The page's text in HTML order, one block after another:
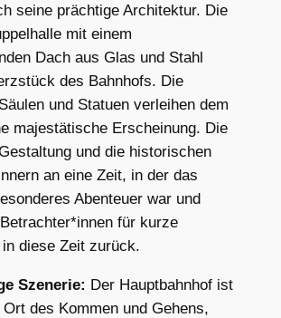
seine prächtige Architektur. Die
mit einem
Dach aus Glas und Stahl
des Bahnhofs. Die
und Statuen verleihen dem
majestätische Erscheinung. Die
und die historischen
an eine Zeit, in der das
Abenteuer war und
für kurze
diese Zeit zurück.
Szenerie: Der Hauptbahnhof ist
des Kommen und Gehens,